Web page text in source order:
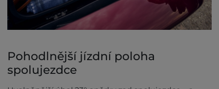
Pohodlnější jízdní poloha
spolujezdce